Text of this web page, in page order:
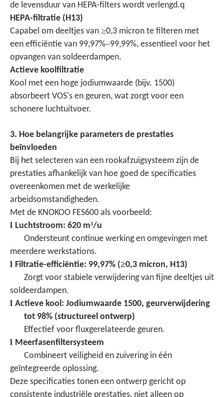
de levensduur van HEPA-filters wordt verlengd.q
HEPA-filtratie (H13)
Capabel om deeltjes van ≥0,3 micron te filteren met
een efficiëntie van 99,97%–99,99%, essentieel voor het
opvangen van soldeerdampen.
Actieve koolfiltratie
Kool met een hoge jodiumwaarde (bijv. 1500)
absorbeert VOS's en geuren, wat zorgt voor een
schonere luchtuitvoer.
3. Hoe belangrijke parameters de prestaties
beïnvloeden
Bij het selecteren van een rookafzuigsysteem zijn de
prestaties afhankelijk van hoe goed de specificaties
overeenkomen met de werkelijke
arbeidsomstandigheden.
Met de KNOKOO FES600 als voorbeeld:
l Luchtstroom: 620 m³/u
Ondersteunt continue werking en omgevingen met
meerdere werkstations.
l Filtratie-efficiëntie: 99,97% (≥0,3 micron, H13)
Zorgt voor stabiele verwijdering van fijne deeltjes uit
soldeerdampen.
l Actieve kool: Jodiumwaarde 1500, geurverwijdering
tot 98% (structureel ontwerp)
Effectief voor fluxgerelateerde geuren.
l Meerfasenfiltersysteem
Combineert veiligheid en zuivering in één
geïntegreerde oplossing.
Deze specificaties tonen een ontwerp gericht op
consistente industriële prestaties, niet alleen op